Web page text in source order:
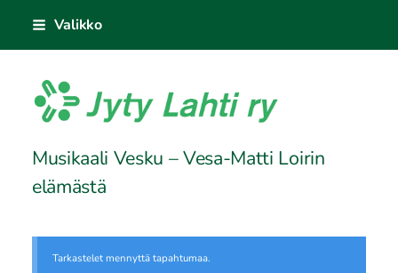
sisältöön
Valikko
Jyty Lahti ry
Musikaali Vesku – Vesa-Matti Loirin
elämästä
Tarkastelet mennyttä tapahtumaa.